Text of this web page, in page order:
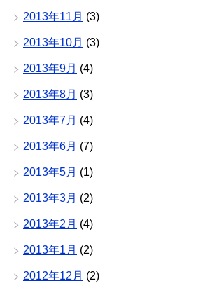
2013年11月 (3)
2013年10月 (3)
2013年9月 (4)
2013年8月 (3)
2013年7月 (4)
2013年6月 (7)
2013年5月 (1)
2013年3月 (2)
2013年2月 (4)
2013年1月 (2)
2012年12月 (2)